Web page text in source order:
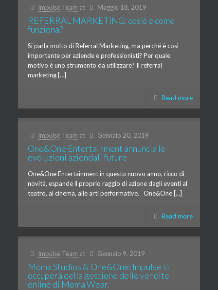
Impulse Team at Maggio 18, 2019
REFERRAL MARKETING: cos’è e come
funziona?
Si parla molto di Referral Marketing, ma perché è così
importante per aziende e professionisti? Per quale
motivo è uno strumento da utilizzare? Il referral
marketing […]
Read more
Impulse Team at Gennaio 20, 2019
One&One Entertainment annuncia le
evoluzioni aziendali future
One&One Entertainment in questo nuovo anno, ricco di
novità, espande il proprio raggio di azione dagli eventi al
teatro, al cinema, alle arti performative. One&One […]
Read more
Impulse Team at Gennaio 9, 2019
Moma Studios & One&One: Impulse si
occuperà della gestione delle vendite
online di Moma Wear.